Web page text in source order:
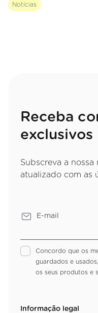
Notícias
Receba
exclusivos
Subscreva a
atualizado com as
Concordo que os
guardados e
os seus produtos e
Informação legal